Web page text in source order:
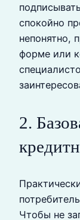
спокойно
непонятно,
форме или
2.
Чтобы не